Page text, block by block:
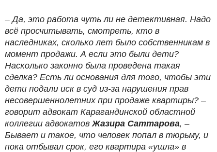
– Да, это работа чуть ли не детективная. Надо
всё просчитывать, смотреть, кто в
наследниках, сколько лет было собственникам в
момент продажи. А если это были дети?
Насколько законно была проведена такая
сделка? Есть ли основания для того, чтобы эти
дети подали иск в суд из-за нарушения прав
несовершеннолетних при продаже квартиры? –
говорит адвокат Карагандинской областной
коллегии адвокатов Жазира Саттарова, –
Бывает и такое, что человек попал в тюрьму, и
пока отбывал срок, его квартира «ушла» в